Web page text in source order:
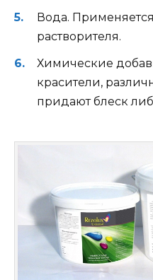
Вода.
растворителя.
Химические
красители,
придают блеск